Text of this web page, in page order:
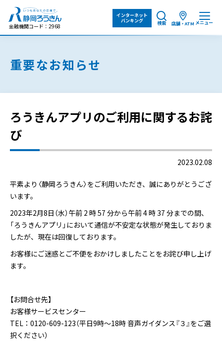
金融機関コード：2968
インターネット
バンキング
検索 店舗・ATM メニュー
重要なお知らせ
ろうきんアプリのご利用に関するお詫
び
2023.02.08
平素より〈静岡ろうきん〉をご利用いただき、誠にありがとうござ
います。
2023年2月8日（水）午前 2 時 57 分から午前 4 時 37 分までの間、
「ろうきんアプリ」において通信が不安定な状態が発生しておりま
したが、現在は回復しております。
お客様にご迷惑とご不便をおかけしましたことをお詫び申し上げ
ます。
【お問合せ先】
お客様サービスセンター
TEL：0120-609-123（平日9時～18時 音声ガイダンス『３』をご選
択ください）